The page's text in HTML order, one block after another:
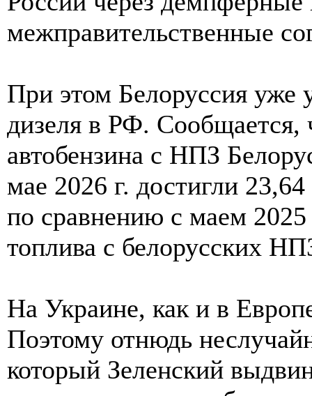
межправительственные
При этом Белоруссия уже
дизеля в РФ.
автобензина с НПЗ
мае 2026 г. достигли
по сравнению с маем
топлива с белорусских
На Украине, как и в
Поэтому отнюдь
который Зеленский